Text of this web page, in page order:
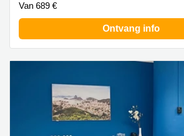
Van 689 €
Ontvang info